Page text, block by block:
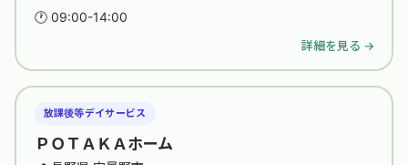
🕐 09:00-14:00
詳細を見る →
放課後等デイサービス
ＰＯＴＡＫＡホーム